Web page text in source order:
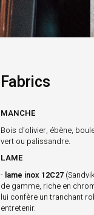
Fabrics
MANCHE
Bois d'olivier, ébène,
vert ou palissandre.
LAME
- lame inox 12C27
de gamme, riche en
lui confère un tranchant
entretenir.